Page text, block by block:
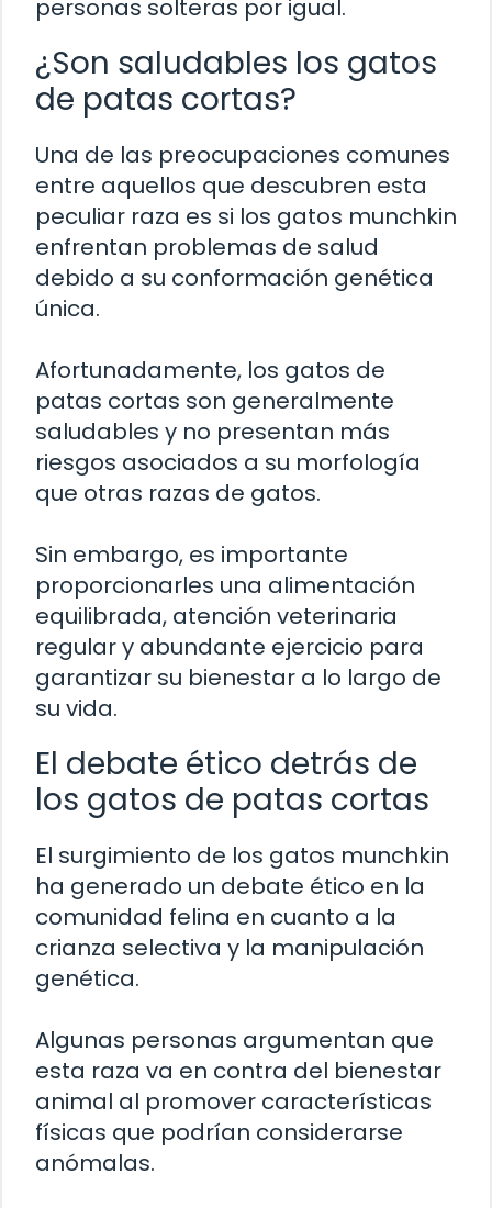
personas solteras por igual.
¿Son saludables los gatos
de patas cortas?
Una de las preocupaciones comunes
entre aquellos que descubren esta
peculiar raza es si los gatos munchkin
enfrentan problemas de salud
debido a su conformación genética
única.
Afortunadamente, los gatos de
patas cortas son generalmente
saludables y no presentan más
riesgos asociados a su morfología
que otras razas de gatos.
Sin embargo, es importante
proporcionarles una alimentación
equilibrada, atención veterinaria
regular y abundante ejercicio para
garantizar su bienestar a lo largo de
su vida.
El debate ético detrás de
los gatos de patas cortas
El surgimiento de los gatos munchkin
ha generado un debate ético en la
comunidad felina en cuanto a la
crianza selectiva y la manipulación
genética.
Algunas personas argumentan que
esta raza va en contra del bienestar
animal al promover características
físicas que podrían considerarse
anómalas.